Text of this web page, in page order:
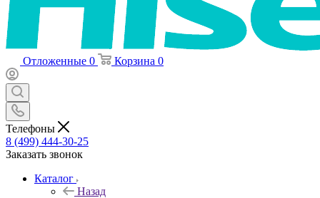
Отложенные 0 Корзина 0
Телефоны
8 (499) 444-30-25
Заказать звонок
Каталог
Назад